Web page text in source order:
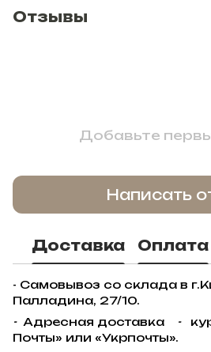
Отзывы
Добавьте
Написать
Доставка Оплата
- Самовывоз со склада в
Палладина, 27/10.
- Адресная доставка -
Почты» или «Укрпочты».